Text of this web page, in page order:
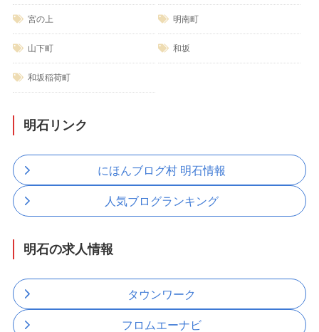
宮の上 明南町
山下町 和坂
和坂稲荷町
明石リンク
にほんブログ村 明石情報
人気ブログランキング
明石の求人情報
タウンワーク
フロムエーナビ